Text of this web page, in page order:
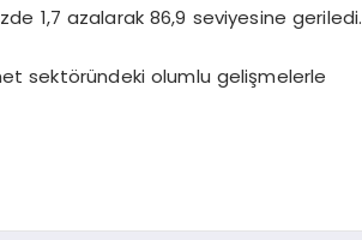
1,7 azalarak 86,9 seviyesine geriledi.
sektöründeki olumlu gelişmelerle